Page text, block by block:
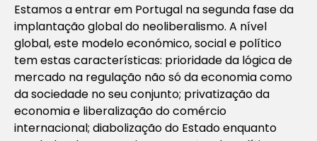
Estamos a entrar em Portugal na segunda fase da
implantação global do neoliberalismo. A nível
global, este modelo económico, social e político
tem estas características: prioridade da lógica de
mercado na regulação não só da economia como
da sociedade no seu conjunto; privatização da
economia e liberalização do comércio
internacional; diabolização do Estado enquanto